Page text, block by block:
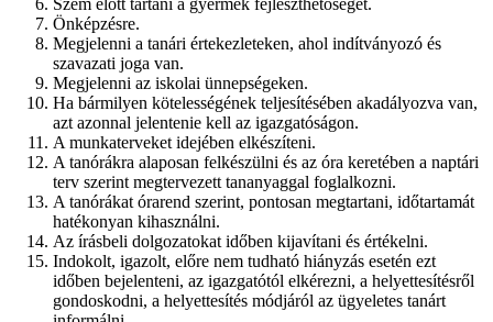
Önképzésre.
Megjelenni a tanári értekezleteken, ahol indítványozó és
szavazati joga van.
Megjelenni az iskolai ünnepségeken.
Ha bármilyen kötelességének teljesítésében akadályozva van,
azt azonnal jelentenie kell az igazgatóságon.
A munkaterveket idejében elkészíteni.
A tanórákra alaposan felkészülni és az óra keretében a naptári
terv szerint megtervezett tananyaggal foglalkozni.
A tanórákat órarend szerint, pontosan megtartani, időtartamát
hatékonyan kihasználni.
Az írásbeli dolgozatokat időben kijavítani és értékelni.
Indokolt, igazolt, előre nem tudható hiányzás esetén ezt
időben bejelenteni, az igazgatótól elkérezni, a helyettesítésről
gondoskodni, a helyettesítés módjáról az ügyeletes tanárt